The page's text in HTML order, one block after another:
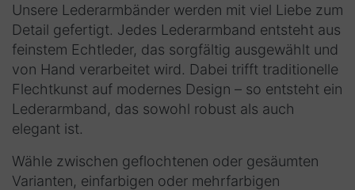
Unsere Lederarmbänder werden mit viel Liebe zum
Detail gefertigt. Jedes Lederarmband entsteht aus
feinstem Echtleder, das sorgfältig ausgewählt und
von Hand verarbeitet wird. Dabei trifft traditionelle
Flechtkunst auf modernes Design – so entsteht ein
Lederarmband, das sowohl robust als auch
elegant ist.
Wähle zwischen geflochtenen oder gesäumten
Varianten, einfarbigen oder mehrfarbigen